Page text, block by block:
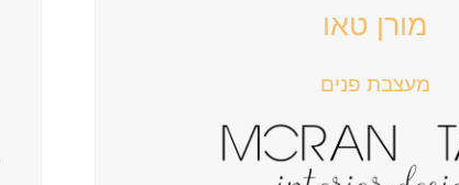
מורן טאו
מעצבת פנים